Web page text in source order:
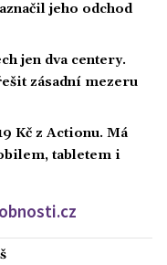
jeho odchod
jen dva centery.
zásadní mezeru
Kč z Actionu. Má
tabletem i